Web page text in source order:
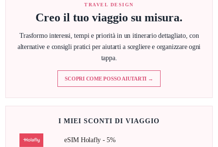
TRAVEL DESIGN
Creo il tuo viaggio su misura.
Trasformo interessi, tempi e priorità in un itinerario dettagliato, con
alternative e consigli pratici per aiutarti a scegliere e organizzare ogni
tappa.
SCOPRI COME POSSO AIUTARTI →
I MIEI SCONTI DI VIAGGIO
eSIM Holafly - 5%